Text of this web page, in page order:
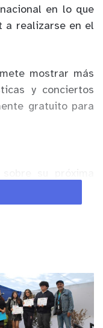
en lo que
a realizarse en el
mostrar más
y conciertos
gratuito para
“Familia
de contarles que
nos han elegido
del festival”,
equipo del Mimo
realizará una